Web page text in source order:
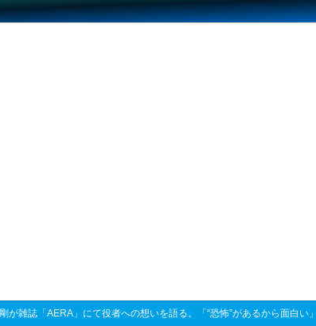
が雑誌「AERA」にて役者への想いを語る。「“恐怖”があるから面白い」